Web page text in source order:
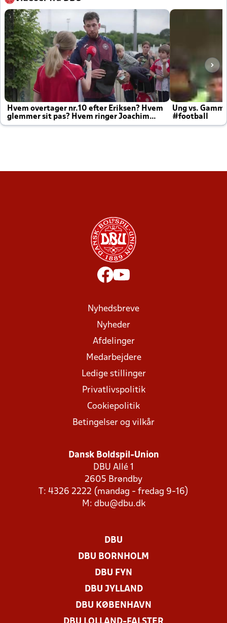
Hvem overtager nr.10 efter Eriksen? Hvem
glemmer sit pas? Hvem ringer Joachim
altid til efter kampe?
Ung vs.
#football
Nyhedsbreve
Nyheder
Afdelinger
Medarbejdere
Ledige stillinger
Privatlivspolitik
Cookiepolitik
Betingelser og vilkår
Dansk Boldspil-Union
DBU Allé 1
2605 Brøndby
T: 4326 2222 (mandag - fredag 9-16)
M: dbu@dbu.dk
DBU
DBU BORNHOLM
DBU FYN
DBU JYLLAND
DBU KØBENHAVN